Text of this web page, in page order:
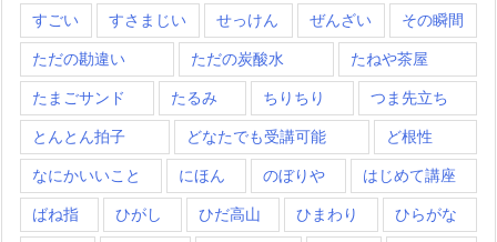
すごい すさまじい せっけん ぜんざい その瞬間
ただの勘違い ただの炭酸水 たねや茶屋
たまごサンド たるみ ちりちり つま先立ち
とんとん拍子 どなたでも受講可能 ど根性
なにかいいこと にほん のぼりや はじめて講座
ばね指 ひがし ひだ高山 ひまわり ひらがな